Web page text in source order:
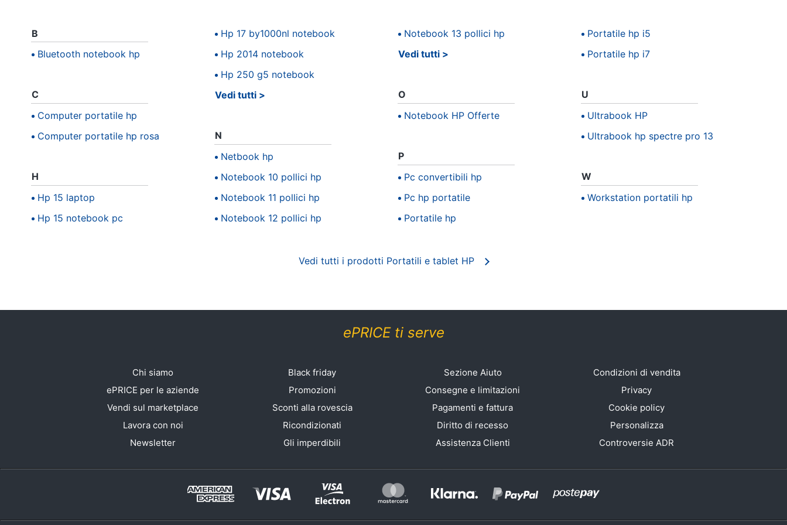
B
Bluetooth notebook hp
C
Computer portatile hp
Computer portatile hp rosa
H
Hp 15 laptop
Hp 15 notebook pc
Hp 17 by1000nl notebook
Hp 2014 notebook
Hp 250 g5 notebook
Vedi tutti
N
Netbook hp
Notebook 10 pollici hp
Notebook 11 pollici hp
Notebook 12 pollici hp
Notebook 13 pollici hp
Vedi tutti
O
Notebook HP Offerte
P
Pc convertibili hp
Pc hp portatile
Portatile hp
Portatile hp i5
Portatile hp i7
U
Ultrabook HP
Ultrabook hp spectre pro 13
W
Workstation portatili hp
Vedi tutti i prodotti Portatili e tablet HP
ePRICE ti serve
Chi siamo
ePRICE per le aziende
Vendi sul marketplace
Lavora con noi
Newsletter
Black friday
Promozioni
Sconti alla rovescia
Ricondizionati
Gli imperdibili
Sezione Aiuto
Consegne e limitazioni
Pagamenti e fattura
Diritto di recesso
Assistenza Clienti
Condizioni di vendita
Privacy
Cookie policy
Personalizza
Controversie ADR